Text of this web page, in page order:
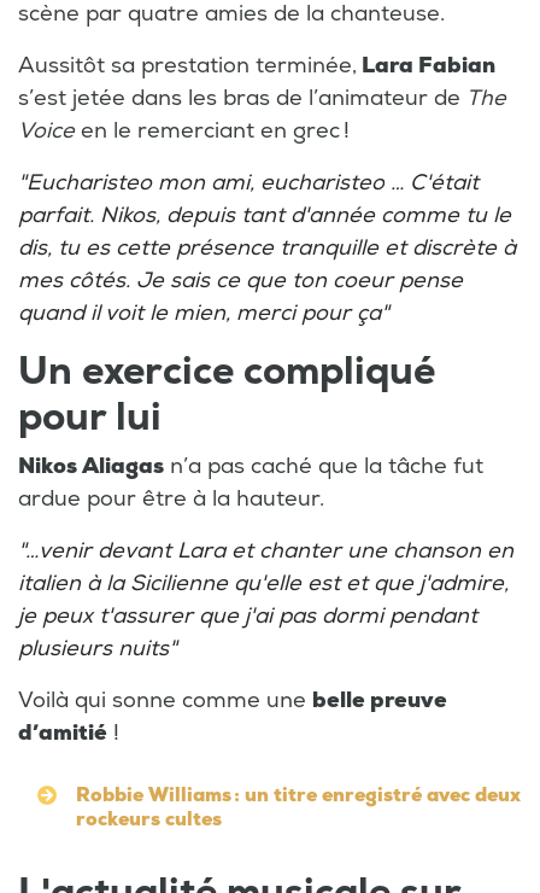
scène par quatre amies de la chanteuse.
Aussitôt sa prestation terminée, Lara Fabian
s’est jetée dans les bras de l’animateur de The
Voiceen le remerciant en grec !
"Eucharisteo mon ami, eucharisteo … C'était
parfait. Nikos, depuis tant d'année comme tu le
dis, tu es cette présence tranquille et discrète à
mes côtés. Je sais ce que ton coeur pense
quand il voit le mien, merci pour ça"
Un exercice compliqué
pour lui
Nikos Aliagas n’a pas caché que la tâche fut
ardue pour être à la hauteur.
"…venir devant Lara et chanter une chanson en
italien à la Sicilienne qu'elle est et que j'admire,
je peux t'assurer que j'ai pas dormi pendant
plusieurs nuits"
Voilà qui sonne comme une belle preuve
d’amitié !
Robbie Williams : un titre enregistré avec deux
rockeurs cultes